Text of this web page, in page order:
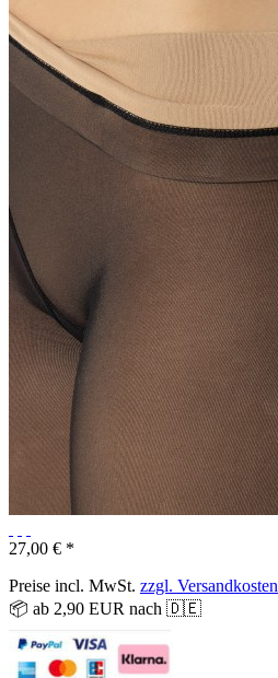
27,00 € *
Preise incl. MwSt. zzgl. Versandkosten
📦 ab 2,90 EUR nach 🇩🇪